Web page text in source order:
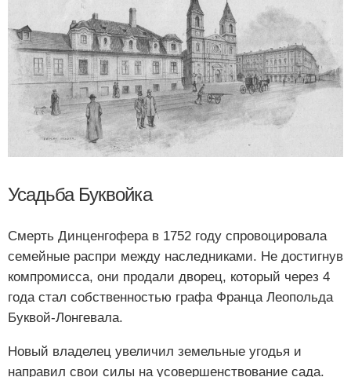
Усадьба Буквойка
Смерть Динценгофера в 1752 году спровоцировала
семейные распри между наследниками. Не достигнув
компромисса, они продали дворец, который через 4
года стал собственностью графа Франца Леопольда
Буквой-Лонгевала.
Новый владелец увеличил земельные угодья и
направил свои силы на усовершенствование сада.